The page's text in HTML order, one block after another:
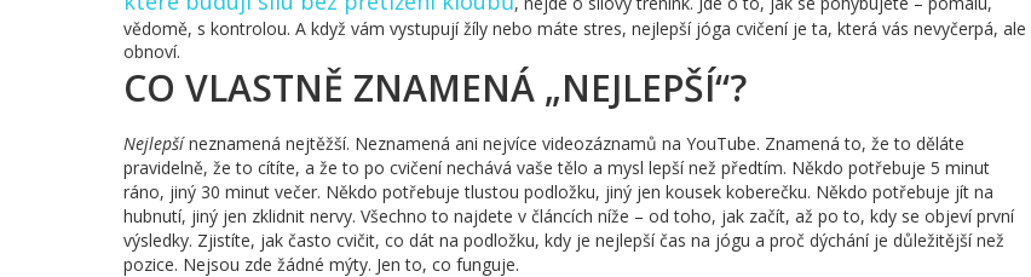
vědomě, s kontrolou. A když vám vystupují žíly nebo máte stres, nejlepší jóga cvičení je ta, která vás nevyčerpá, ale
obnoví.
CO VLASTNĚ ZNAMENÁ „NEJLEPŠÍ“?
Nejlepšíneznamená nejtěžší. Neznamená ani nejvíce videozáznamů na YouTube. Znamená to, že to děláte
pravidelně, že to cítíte, a že to po cvičení nechává vaše tělo a mysl lepší než předtím. Někdo potřebuje 5 minut
ráno, jiný 30 minut večer. Někdo potřebuje tlustou podložku, jiný jen kousek koberečku. Někdo potřebuje jít na
hubnutí, jiný jen zklidnit nervy. Všechno to najdete v článcích níže – od toho, jak začít, až po to, kdy se objeví první
výsledky. Zjistíte, jak často cvičit, co dát na podložku, kdy je nejlepší čas na jógu a proč dýchání je důležitější než
pozice. Nejsou zde žádné mýty. Jen to, co funguje.